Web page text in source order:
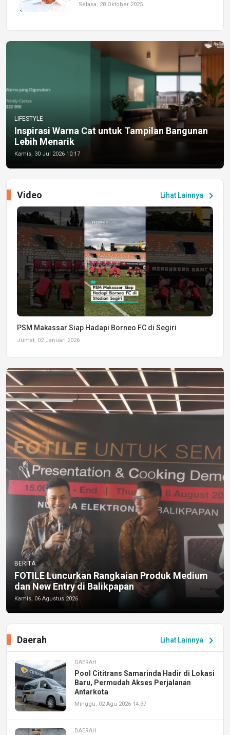
Selasa, 28 Oktober 2025
LIFESTYLE
Inspirasi Warna Cat untuk Tampilan Bangunan
Lebih Menarik
Kamis, 30 Jul 2026 10:17
Lihat Lainnya chevron_right
Video
PSM Makassar Siap Hadapi Borneo FC di Segiri
Jumat, 02 Januari 2026
BERITA
FOTILE Luncurkan Rangkaian Produk Medium
dan New Entry di Balikpapan
Kamis, 06 Agustus 2026
Lihat Lainnya chevron_right
Daerah
DAERAH
Pool Cititrans Samarinda Hadir di Lokasi
Baru, Permudah Akses Perjalanan
Antarkota
Minggu, 02 Agu 2026 14:37
DAERAH